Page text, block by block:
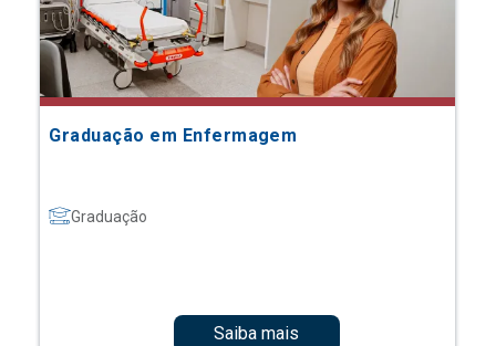
Graduação em Enfermagem
Graduação
Saiba mais